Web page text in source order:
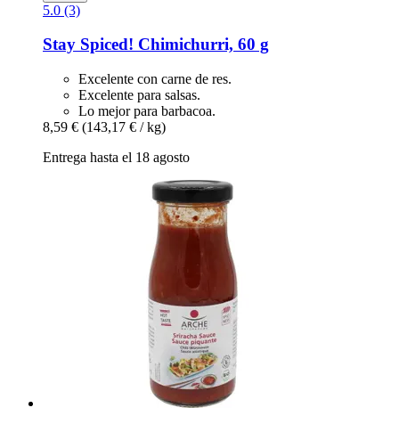
5.0 (3)
Stay Spiced! Chimichurri, 60 g
Excelente con carne de res.
Excelente para salsas.
Lo mejor para barbacoa.
8,59 € (143,17 € / kg)
Entrega hasta el 18 agosto